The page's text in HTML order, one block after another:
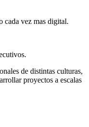
cada vez mas digital.
de distintas culturas,
proyectos a escalas